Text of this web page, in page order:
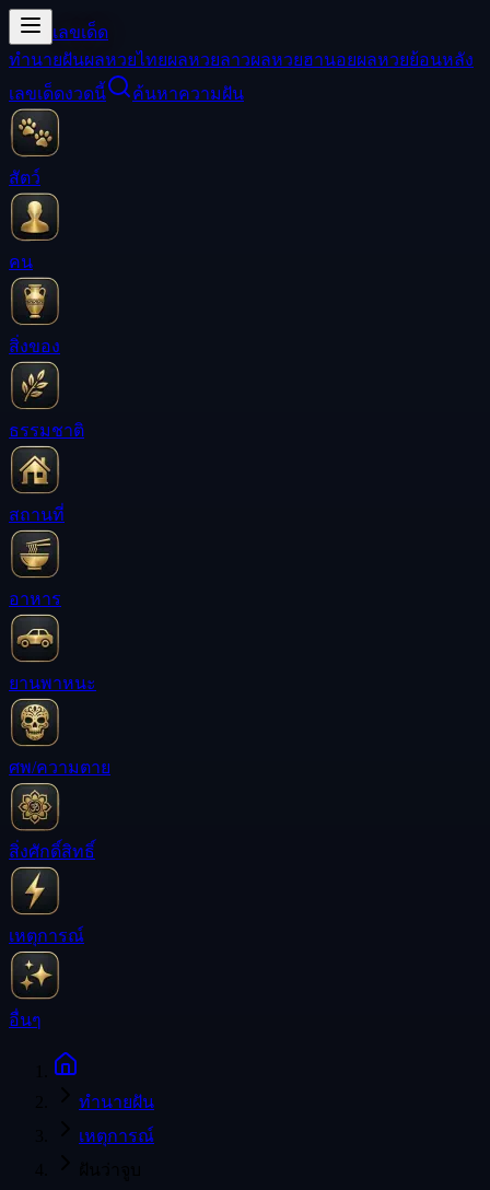
เลขเด็ด
ทำนายฝันผลหวยไทยผลหวยลาวผลหวยฮานอยผลหวยย้อนหลัง
เลขเด็ดงวดนี้
ค้นหาความฝัน
สัตว์
คน
สิ่งของ
ธรรมชาติ
สถานที่
อาหาร
ยานพาหนะ
ศพ/ความตาย
สิ่งศักดิ์สิทธิ์
เหตุการณ์
อื่นๆ
ทำนายฝัน
เหตุการณ์